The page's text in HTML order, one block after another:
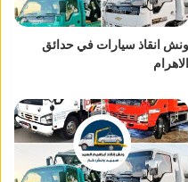
ونش انقاذ سيارات في حدائق
الاهرام